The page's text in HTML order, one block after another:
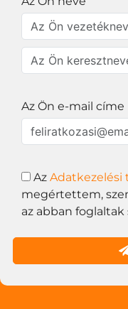
Az Ön e-mail címe
Az Adatkezelési
megértettem,
az abban